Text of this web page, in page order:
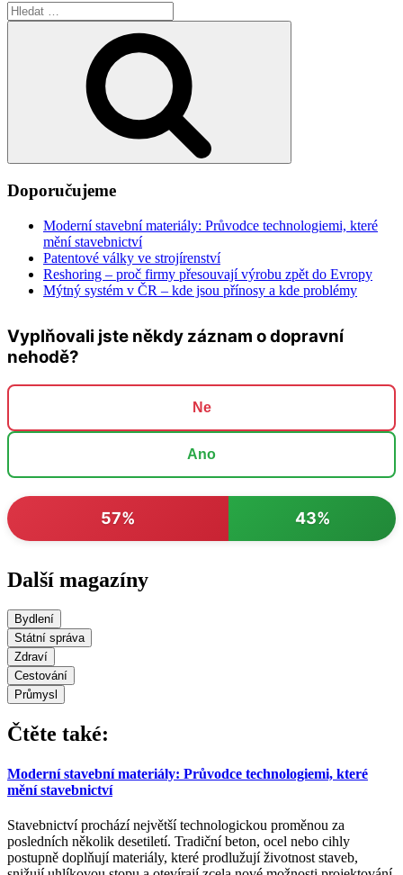
Hledat:
Doporučujeme
Moderní stavební materiály: Průvodce technologiemi, které
mění stavebnictví
Patentové války ve strojírenství
Reshoring – proč firmy přesouvají výrobu zpět do Evropy
Mýtný systém v ČR – kde jsou přínosy a kde problémy
Vyplňovali jste někdy záznam o dopravní
nehodě?
Ne
Ano
57% 43%
Další magazíny
Bydlení
Státní správa
Zdraví
Cestování
Průmysl
Čtěte také:
Moderní stavební materiály: Průvodce technologiemi, které
mění stavebnictví
Stavebnictví prochází největší technologickou proměnou za
posledních několik desetiletí. Tradiční beton, ocel nebo cihly
postupně doplňují materiály, které prodlužují životnost staveb,